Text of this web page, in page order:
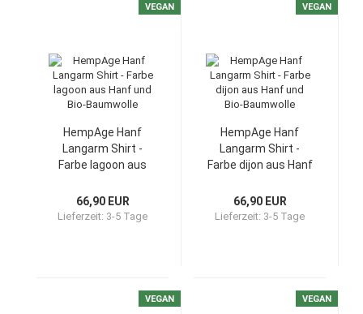
VEGAN
HempAge Hanf
Langarm Shirt -
Farbe lagoon aus
Baumwolle
66,90 EUR
Lieferzeit: 3-5 Tage
VEGAN
HempAge Hanf
Langarm Shirt -
Farbe dijon aus Hanf
66,90 EUR
Lieferzeit: 3-5 Tage
VEGAN VEGAN